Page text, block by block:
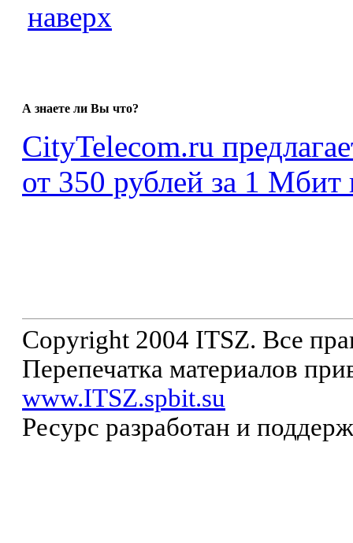
наверх
А знаете ли Вы что?
CityTelecom.ru
от 350 рублей за 1
Copyright 2004 ITSZ. Все
Перепечатка материалов
www.ITSZ.spbit.su
Ресурс разработан и